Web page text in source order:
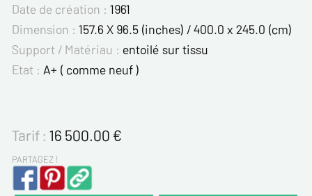
Date de création : 1961
Dimension : 157.6 X 96.5 (inches) / 400.0 x 245.0 (cm)
Support / Matériau : entoilé sur tissu
Etat : A+ ( comme neuf )
Tarif : 16 500.00€
PARTAGEZ !